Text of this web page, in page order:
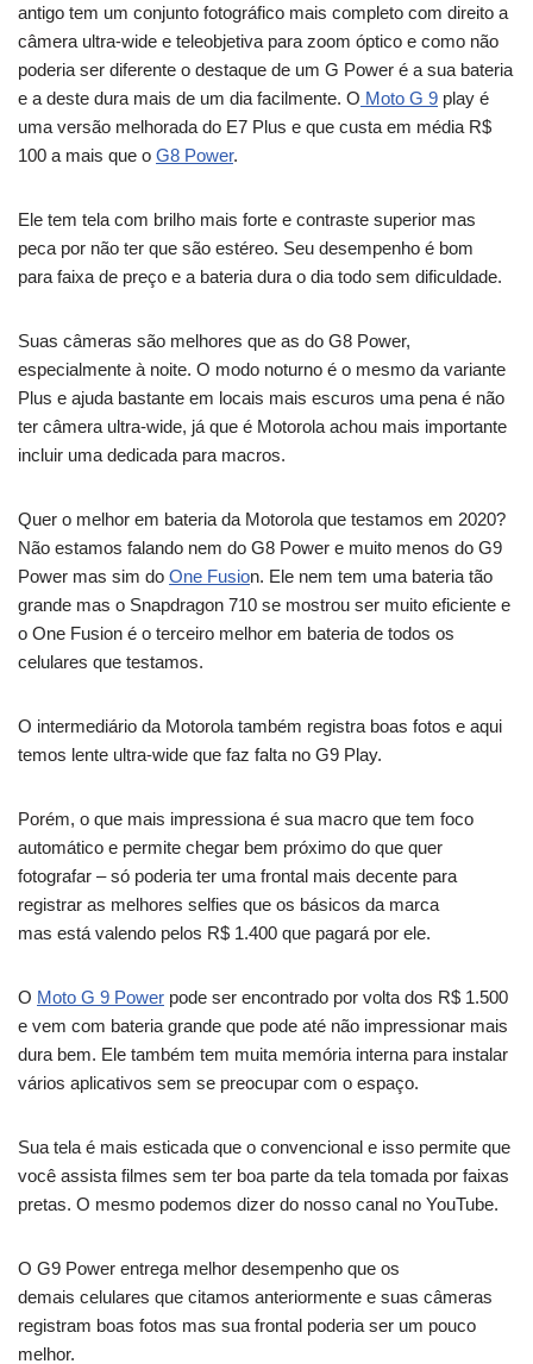
antigo tem um conjunto fotográfico mais completo com direito a
câmera ultra-wide e teleobjetiva para zoom óptico e como não
poderia ser diferente o destaque de um G Power é a sua bateria
e a deste dura mais de um dia facilmente. O Moto G 9 play é
uma versão melhorada do E7 Plus e que custa em média R$
100 a mais que o G8 Power.
Ele tem tela com brilho mais forte e contraste superior mas
peca por não ter que são estéreo. Seu desempenho é bom
para faixa de preço e a bateria dura o dia todo sem dificuldade.
Suas câmeras são melhores que as do G8 Power,
especialmente à noite. O modo noturno é o mesmo da variante
Plus e ajuda bastante em locais mais escuros uma pena é não
ter câmera ultra-wide, já que é Motorola achou mais importante
incluir uma dedicada para macros.
Quer o melhor em bateria da Motorola que testamos em 2020?
Não estamos falando nem do G8 Power e muito menos do G9
Power mas sim do One Fusion. Ele nem tem uma bateria tão
grande mas o Snapdragon 710 se mostrou ser muito eficiente e
o One Fusion é o terceiro melhor em bateria de todos os
celulares que testamos.
O intermediário da Motorola também registra boas fotos e aqui
temos lente ultra-wide que faz falta no G9 Play.
Porém, o que mais impressiona é sua macro que tem foco
automático e permite chegar bem próximo do que quer
fotografar – só poderia ter uma frontal mais decente para
registrar as melhores selfies que os básicos da marca
mas está valendo pelos R$ 1.400 que pagará por ele.
O Moto G 9 Power pode ser encontrado por volta dos R$ 1.500
e vem com bateria grande que pode até não impressionar mais
dura bem. Ele também tem muita memória interna para instalar
vários aplicativos sem se preocupar com o espaço.
Sua tela é mais esticada que o convencional e isso permite que
você assista filmes sem ter boa parte da tela tomada por faixas
pretas. O mesmo podemos dizer do nosso canal no YouTube.
O G9 Power entrega melhor desempenho que os
demais celulares que citamos anteriormente e suas câmeras
registram boas fotos mas sua frontal poderia ser um pouco
melhor.